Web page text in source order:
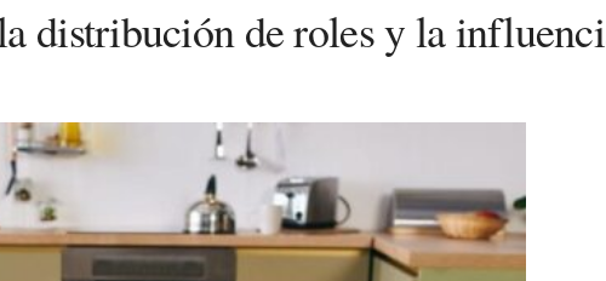
distribución de roles y la